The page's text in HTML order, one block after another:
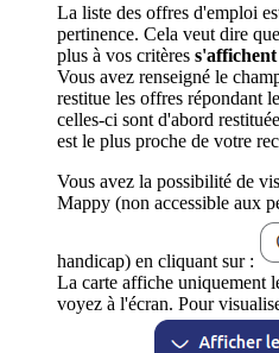
La liste des offres d'emploi
pertinence. Cela veut dire
plus à vos critères
Vous avez renseigné le
restitue les offres répondant
celles-ci sont d'abord
est le plus proche de votre
Vous avez la possibilité de
Mappy (non accessible aux
handicap) en cliquant sur :
La carte affiche uniquement
voyez à l'écran. Pour